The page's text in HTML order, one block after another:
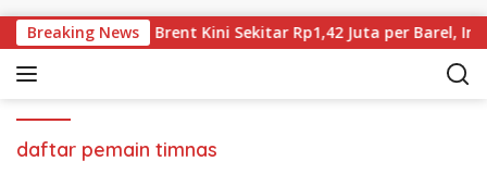
Breaking News
Terus Turun, Brent Kini Sekitar Rp1,42 Juta per Barel,
daftar pemain timnas